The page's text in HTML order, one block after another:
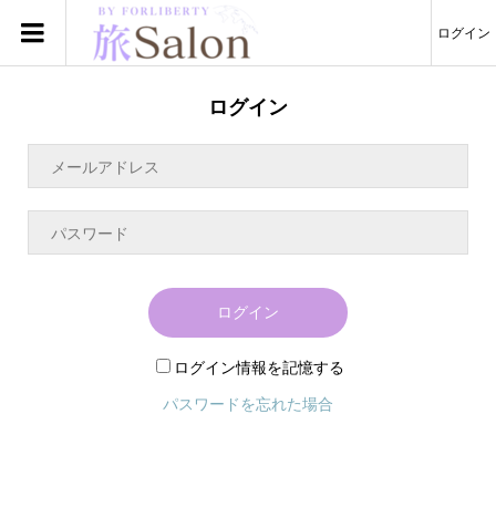
ログイン
ログイン
ログイン
ログイン情報を記憶する
パスワードを忘れた場合